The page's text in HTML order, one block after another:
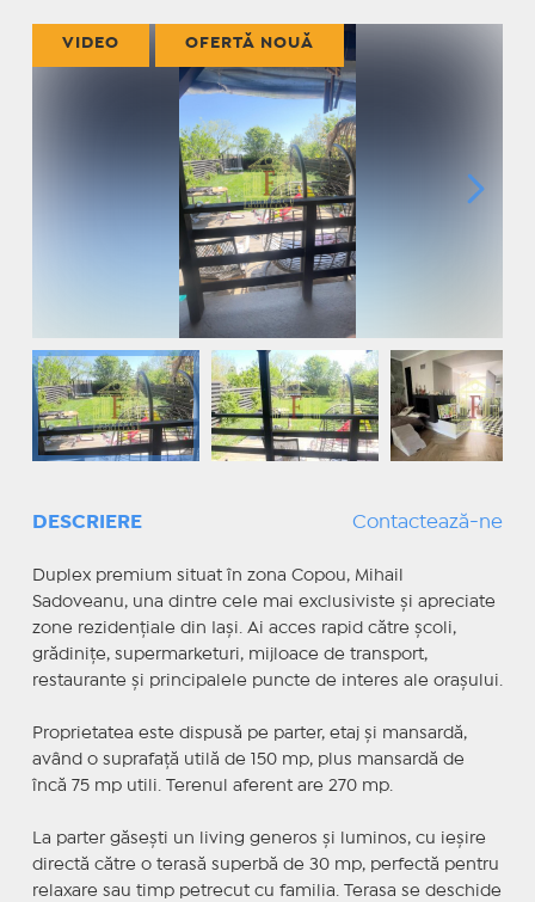
VIDEO OFERTĂ NOUĂ
DESCRIERE Contactează-ne
Duplex premium situat în zona Copou, Mihail
Sadoveanu, una dintre cele mai exclusiviste și apreciate
zone rezidențiale din Iași. Ai acces rapid către școli,
grădinițe, supermarketuri, mijloace de transport,
restaurante și principalele puncte de interes ale orașului.
Proprietatea este dispusă pe parter, etaj și mansardă,
având o suprafață utilă de 150 mp, plus mansardă de
încă 75 mp utili. Terenul aferent are 270 mp.
La parter găsești un living generos și luminos, cu ieșire
directă către o terasă superbă de 30 mp, perfectă pentru
relaxare sau timp petrecut cu familia. Terasa se deschide